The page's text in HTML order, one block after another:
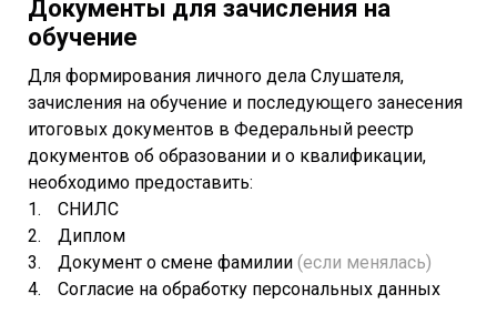
Документы для зачисления на
обучение
Для формирования личного дела Слушателя,
зачисления на обучение и последующего занесения
итоговых документов в Федеральный реестр
документов об образовании и о квалификации,
необходимо предоставить:
СНИЛС
Диплом
Документ о смене фамилии (если менялась)
Согласие на обработку персональных данных